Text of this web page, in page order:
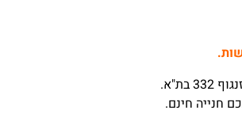
חנייה חינם.